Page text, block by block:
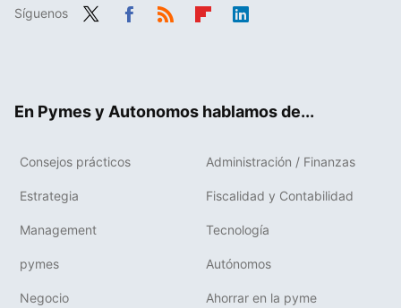
Síguenos
En Pymes y Autonomos hablamos de...
Consejos prácticos Administración / Finanzas
Estrategia Fiscalidad y Contabilidad
Management Tecnología
pymes Autónomos
Negocio Ahorrar en la pyme